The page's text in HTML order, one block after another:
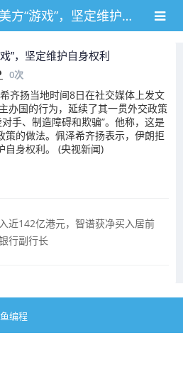
伊总统：伊朗拒绝美方“游戏”，坚定维护自身权利
”，坚定维护自身权利
0次
齐扬当地时间8日在社交媒体上发文
办国的行为，延续了其一贯外交政策
手、制造障碍和欺骗”。他称，这是
策的做法。佩泽希齐扬表示，伊朗拒
自身权利。 (央视新闻)
近142亿港元，智谱获净买入居前
行副行长
编程